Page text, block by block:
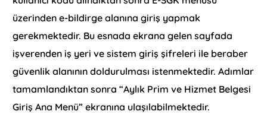
üzerinden e-bildirge alanına giriş yapmak
gerekmektedir. Bu esnada ekrana gelen sayfada
işverenden iş yeri ve sistem giriş şifreleri ile beraber
güvenlik alanının doldurulması istenmektedir. Adımlar
tamamlandıktan sonra “Aylık Prim ve Hizmet Belgesi
Giriş Ana Menü” ekranına ulaşılabilmektedir.